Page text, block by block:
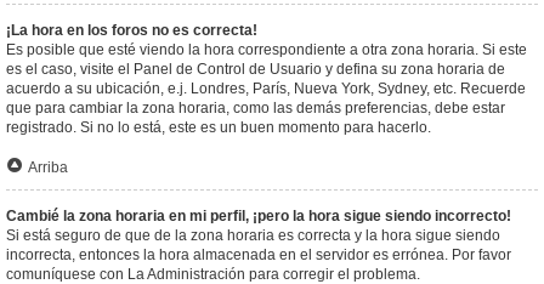
¡La hora en los foros no es correcta!
Es posible que esté viendo la hora correspondiente a otra zona horaria. Si este
es el caso, visite el Panel de Control de Usuario y defina su zona horaria de
acuerdo a su ubicación, e.j. Londres, París, Nueva York, Sydney, etc. Recuerde
que para cambiar la zona horaria, como las demás preferencias, debe estar
registrado. Si no lo está, este es un buen momento para hacerlo.
Arriba
Cambié la zona horaria en mi perfil, ¡pero la hora sigue siendo incorrecto!
Si está seguro de que de la zona horaria es correcta y la hora sigue siendo
incorrecta, entonces la hora almacenada en el servidor es errónea. Por favor
comuníquese con La Administración para corregir el problema.